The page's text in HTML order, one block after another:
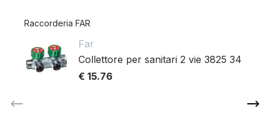
Raccorderia FAR
Far
Collettore per sanitari 2 vie 3825 34
€ 15.76